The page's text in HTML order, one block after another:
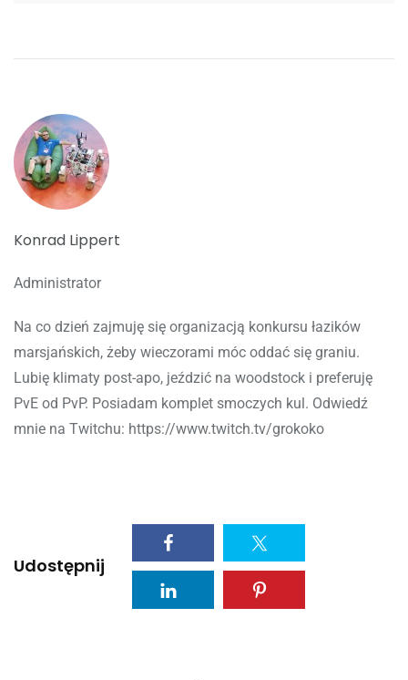
Konrad Lippert
Administrator
Na co dzień zajmuję się organizacją konkursu łazików
marsjańskich, żeby wieczorami móc oddać się graniu.
Lubię klimaty post-apo, jeździć na woodstock i preferuję
PvE od PvP. Posiadam komplet smoczych kul. Odwiedź
mnie na Twitchu: https://www.twitch.tv/grokoko
Udostępnij